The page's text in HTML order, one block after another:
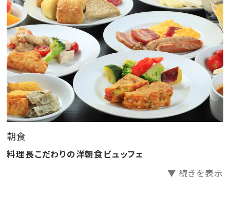
数量限定で洋朝食ビュッフェ付きプランを素泊まりと同
価格でご提供いたします。
朝は栄養満点のお食事をご堪能ください。
チェックインは22時まで受け付けております。
※当プランではご夕食のご用意がございません
■ご滞在特典
・Wi-Fi無料
・選べる色浴衣
・ウェルカムサービス（15:00～17:00）
朝食
料理長こだわりの洋朝食ビュッフェ
▼ 続きを表示